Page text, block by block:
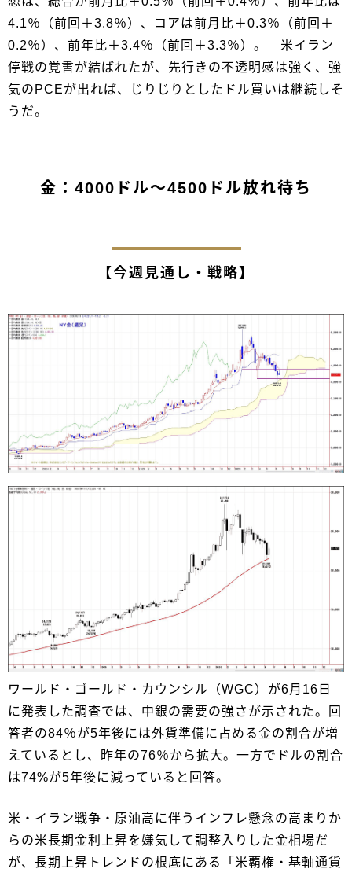
4.1％（前回＋3.8％）、コアは前月比＋0.3％（前回＋
0.2％）、前年比＋3.4％（前回＋3.3％）。 米イラン
停戦の覚書が結ばれたが、先行きの不透明感は強く、強
気のPCEが出れば、じりじりとしたドル買いは継続しそ
うだ。
金：4000ドル～4500ドル放れ待ち
【今週見通し・戦略】
ワールド・ゴールド・カウンシル（WGC）が6月16日
に発表した調査では、中銀の需要の強さが示された。回
答者の84％が5年後には外貨準備に占める金の割合が増
えているとし、昨年の76％から拡大。一方でドルの割合
は74%が5年後に減っていると回答。
米・イラン戦争・原油高に伴うインフレ懸念の高まりか
らの米長期金利上昇を嫌気して調整入りした金相場だ
が、長期上昇トレンドの根底にある「米覇権・基軸通貨